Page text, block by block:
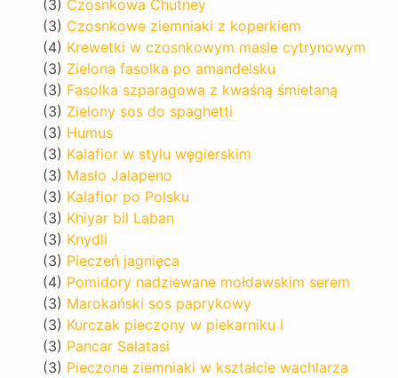
(3) Czosnkowa Chutney
(3) Czosnkowe ziemniaki z koperkiem
(4) Krewetki w czosnkowym masle cytrynowym
(3) Zielona fasolka po amandelsku
(3) Fasolka szparagowa z kwaśną śmietaną
(3) Zielony sos do spaghetti
(3) Humus
(3) Kalafior w stylu węgierskim
(3) Masło Jalapeno
(3) Kalafior po Polsku
(3) Khiyar bil Laban
(3) Knydli
(3) Pieczeń jagnięca
(4) Pomidory nadziewane mołdawskim serem
(3) Marokański sos paprykowy
(3) Kurczak pieczony w piekarniku I
(3) Pancar Salatasi
(3) Pieczone ziemniaki w kształcie wachlarza